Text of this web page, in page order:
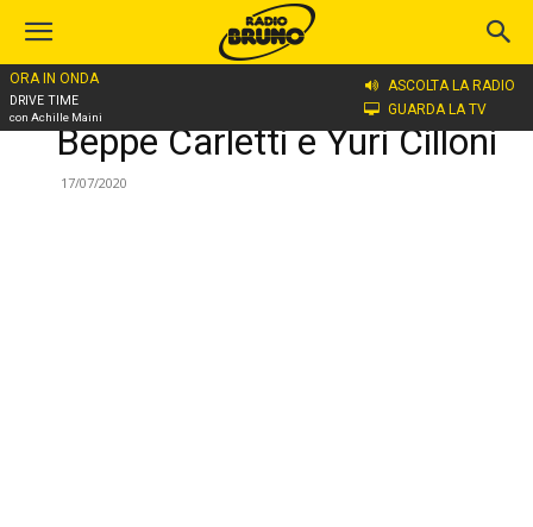
ORA IN ONDA
DRIVE TIME
con Achille Maini
ASCOLTA LA RADIO
GUARDA LA TV
Home
Beppe Carletti e Yuri Cilloni
17/07/2020